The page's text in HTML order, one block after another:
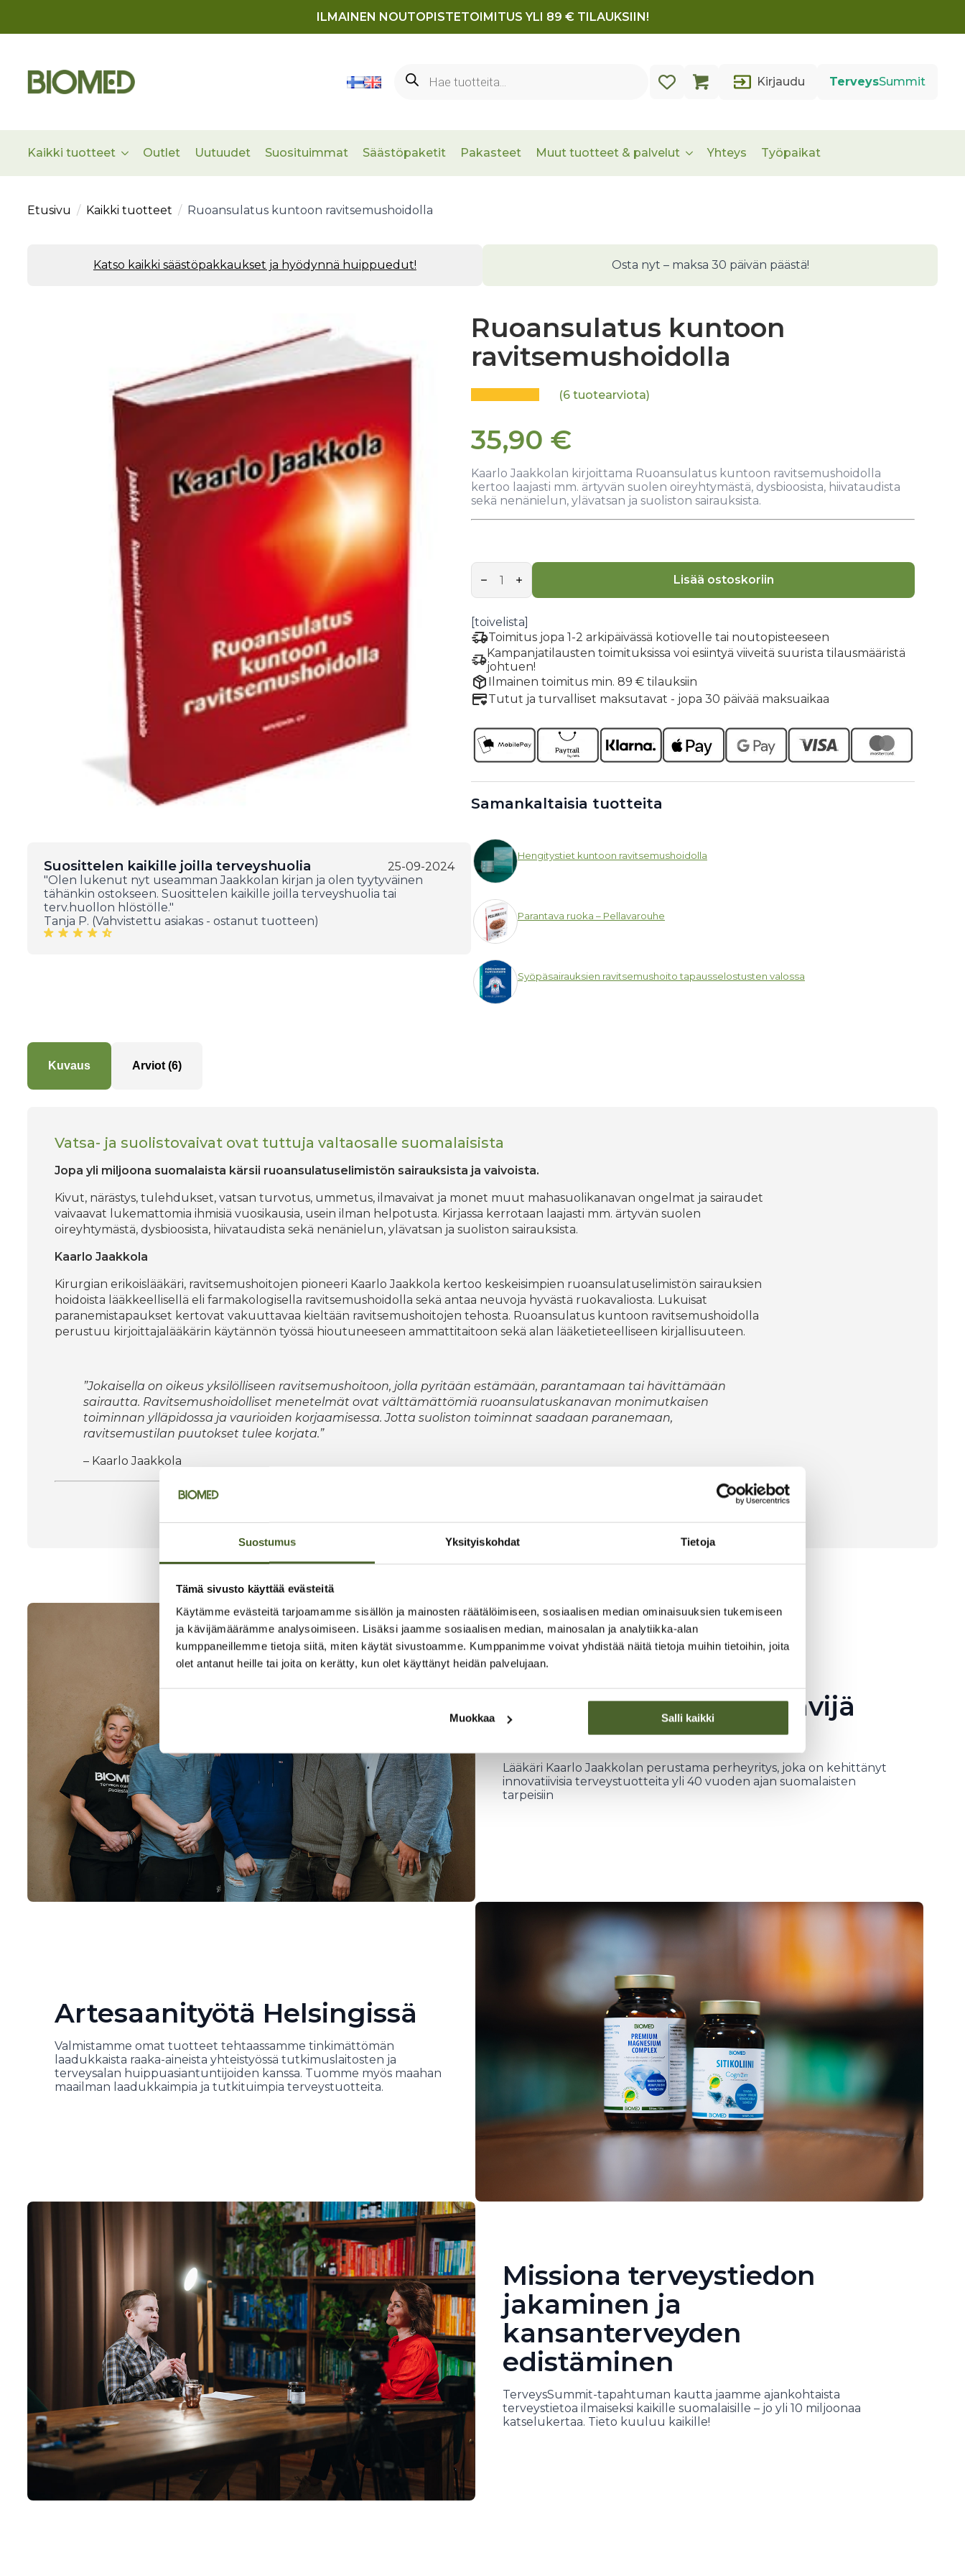
Suostumus Yksityiskohdat Tietoja
Tämä sivusto käyttää evästeitä
Käytämme evästeitä tarjoamamme sisällön ja mainosten räätälöimiseen, sosiaalisen median ominaisuuksien tukemiseen
ja kävijämäärämme analysoimiseen. Lisäksi jaamme sosiaalisen median, mainosalan ja analytiikka-alan
kumppaneillemme tietoja siitä, miten käytät sivustoamme. Kumppanimme voivat yhdistää näitä tietoja muihin tietoihin, joita
olet antanut heille tai joita on kerätty, kun olet käyttänyt heidän palvelujaan.
Muokkaa Salli kaikki
ILMAINEN NOUTOPISTETOIMITUS YLI 89 € TILAUKSIIN!
search
Kirjaudu TerveysSummit
Kaikki tuotteet Outlet Uutuudet Suosituimmat Säästöpaketit Pakasteet Muut tuotteet & palvelut Yhteys Työpaikat
Etusivu Kaikki tuotteet Ruoansulatus kuntoon ravitsemushoidolla
Katso kaikki säästöpakkaukset ja hyödynnä huippuedut! Osta nyt – maksa 30 päivän päästä!
Suosittelen kaikille joilla terveyshuolia
25-09-2024
"Olen lukenut nyt useamman Jaakkolan kirjan ja olen tyytyväinen
tähänkin ostokseen. Suosittelen kaikille joilla terveyshuolia tai
terv.huollon hlöstölle."
Tanja P. (Vahvistettu asiakas - ostanut tuotteen)
Ruoansulatus kuntoon
ravitsemushoidolla
(6 tuotearviota)
35,90 €
Kaarlo Jaakkolan kirjoittama Ruoansulatus kuntoon ravitsemushoidolla
kertoo laajasti mm. ärtyvän suolen oireyhtymästä, dysbioosista, hiivataudista
sekä nenänielun, ylävatsan ja suoliston sairauksista.
Ruoansulatus
kuntoon
ravitsemushoidolla
määrä
Lisää ostoskoriin
[toivelista]
Toimitus jopa 1-2 arkipäivässä kotiovelle tai noutopisteeseen
Kampanjatilausten toimituksissa voi esiintyä viiveitä suurista tilausmääristä
johtuen!
Ilmainen toimitus min. 89 € tilauksiin
Tutut ja turvalliset maksutavat - jopa 30 päivää maksuaikaa
Samankaltaisia tuotteita
Hengitystiet kuntoon ravitsemushoidolla
Parantava ruoka – Pellavarouhe
Syöpäsairauksien ravitsemushoito tapausselostusten valossa
Kuvaus Arviot (6)
Vatsa- ja suolistovaivat ovat tuttuja valtaosalle suomalaisista
Jopa yli miljoona suomalaista kärsii ruoansulatuselimistön sairauksista ja vaivoista.
Kivut, närästys, tulehdukset, vatsan turvotus, ummetus, ilmavaivat ja monet muut mahasuolikanavan ongelmat ja sairaudet
vaivaavat lukemattomia ihmisiä vuosikausia, usein ilman helpotusta. Kirjassa kerrotaan laajasti mm. ärtyvän suolen
oireyhtymästä, dysbioosista, hiivataudista sekä nenänielun, ylävatsan ja suoliston sairauksista.
Kaarlo Jaakkola
Kirurgian erikoislääkäri, ravitsemushoitojen pioneeri Kaarlo Jaakkola kertoo keskeisimpien ruoansulatuselimistön sairauksien
hoidoista lääkkeellisellä eli farmakologisella ravitsemushoidolla sekä antaa neuvoja hyvästä ruokavaliosta. Lukuisat
paranemistapaukset kertovat vakuuttavaa kieltään ravitsemushoitojen tehosta. Ruoansulatus kuntoon ravitsemushoidolla
perustuu kirjoittajalääkärin käytännön työssä hioutuneeseen ammattitaitoon sekä alan lääketieteelliseen kirjallisuuteen.
”Jokaisella on oikeus yksilölliseen ravitsemushoitoon, jolla pyritään estämään, parantamaan tai hävittämään
sairautta. Ravitsemushoidolliset menetelmät ovat välttämättömiä ruoansulatuskanavan monimutkaisen
toiminnan ylläpidossa ja vaurioiden korjaamisessa. Jotta suoliston toiminnat saadaan paranemaan,
ravitsemustilan puutokset tulee korjata.”
– Kaarlo Jaakkola
Suomalainen edelläkävijä
vuodesta 1982
Lääkäri Kaarlo Jaakkolan perustama perheyritys, joka on kehittänyt
innovatiivisia terveystuotteita yli 40 vuoden ajan suomalaisten
tarpeisiin
Artesaanityötä Helsingissä
Valmistamme omat tuotteet tehtaassamme tinkimättömän
laadukkaista raaka-aineista yhteistyössä tutkimuslaitosten ja
terveysalan huippuasiantuntijoiden kanssa. Tuomme myös maahan
maailman laadukkaimpia ja tutkituimpia terveystuotteita.
Missiona terveystiedon
jakaminen ja
kansanterveyden
edistäminen
TerveysSummit-tapahtuman kautta jaamme ajankohtaista
terveystietoa ilmaiseksi kaikille suomalaisille – jo yli 10 miljoonaa
katselukertaa. Tieto kuuluu kaikille!